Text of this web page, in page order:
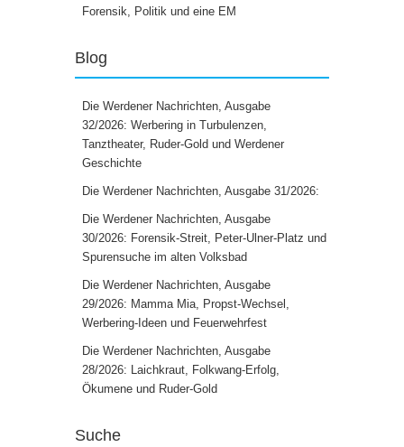
Forensik, Politik und eine EM
Blog
Die Werdener Nachrichten, Ausgabe
32/2026: Werbering in Turbulenzen,
Tanztheater, Ruder-Gold und Werdener
Geschichte
Die Werdener Nachrichten, Ausgabe 31/2026:
Die Werdener Nachrichten, Ausgabe
30/2026: Forensik-Streit, Peter-Ulner-Platz und
Spurensuche im alten Volksbad
Die Werdener Nachrichten, Ausgabe
29/2026: Mamma Mia, Propst-Wechsel,
Werbering-Ideen und Feuerwehrfest
Die Werdener Nachrichten, Ausgabe
28/2026: Laichkraut, Folkwang-Erfolg,
Ökumene und Ruder-Gold
Suche